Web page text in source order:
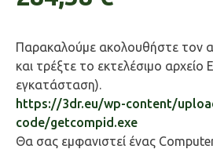
Παρακαλούμε ακολουθήστε τον
και τρέξτε το εκτελέσιμο αρχείο
εγκατάσταση).
https://3dr.eu/wp-content/
code/getcompid.exe
Θα σας εμφανιστεί ένας